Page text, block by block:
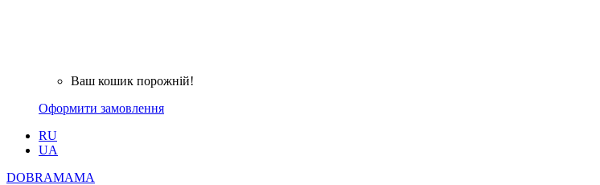
Ваш кошик порожній!
Оформити замовлення
RU
UA
DOBRAMAMA